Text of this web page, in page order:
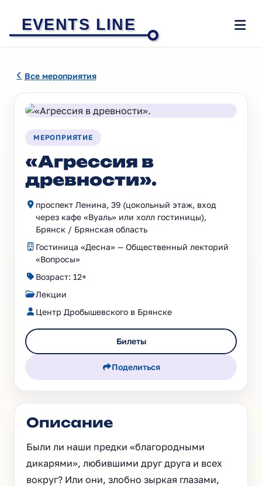
EVENTS LINE
Все мероприятия
МЕРОПРИЯТИЕ
«Агрессия в
древности».
проспект Ленина, 39 (цокольный этаж, вход
через кафе «Вуаль» или холл гостиницы),
Брянск / Брянская область
Гостиница «Десна» — Общественный лекторий
«Вопросы»
Возраст: 12+
Лекции
Центр Дробышевского в Брянске
Билеты
Поделиться
Описание
Были ли наши предки «благородными
дикарями», любившими друг друга и всех
вокруг? Или они, злобно зыркая глазами,